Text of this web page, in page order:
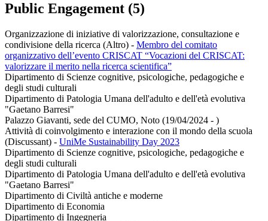
Public Engagement (5)
Organizzazione di iniziative di valorizzazione, consultazione e
condivisione della ricerca (Altro) - Membro del comitato
organizzativo dell’evento CRISCAT “Vocazioni del CRISCAT:
valorizzare il merito nella ricerca scientifica”
Dipartimento di Scienze cognitive, psicologiche, pedagogiche e
degli studi culturali
Dipartimento di Patologia Umana dell'adulto e dell'età evolutiva
"Gaetano Barresi"
Palazzo Giavanti, sede del CUMO, Noto (19/04/2024 - )
Attività di coinvolgimento e interazione con il mondo della scuola
(Discussant) - UniMe Sustainability Day 2023
Dipartimento di Scienze cognitive, psicologiche, pedagogiche e
degli studi culturali
Dipartimento di Patologia Umana dell'adulto e dell'età evolutiva
"Gaetano Barresi"
Dipartimento di Civiltà antiche e moderne
Dipartimento di Economia
Dipartimento di Ingegneria